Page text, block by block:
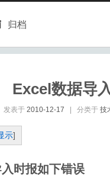
归档
Excel数据导
发表于 2010-12-17 分类于 技
示]
时报如下错误